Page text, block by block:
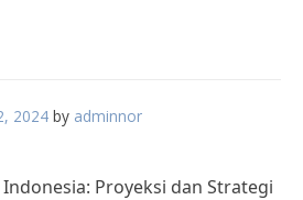
2024 by adminnor
Proyeksi dan Strategi